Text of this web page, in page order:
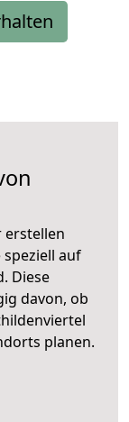
auf
Diese
davon, ob
planen.